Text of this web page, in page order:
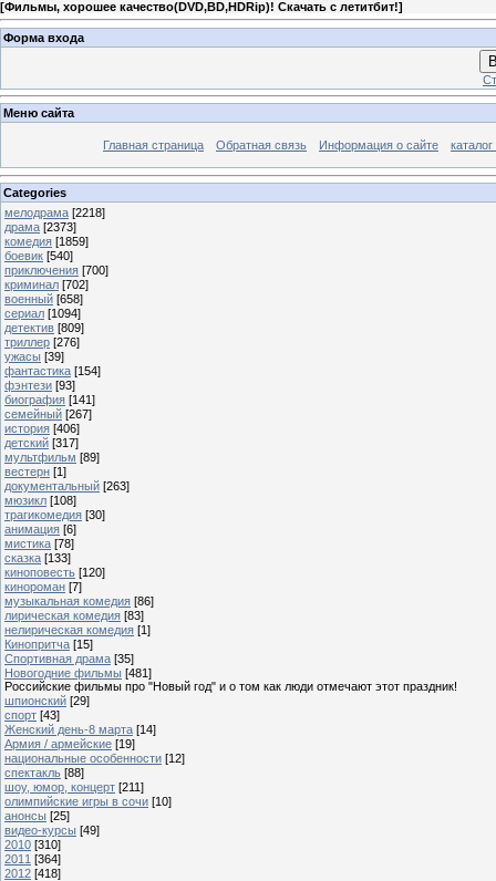
[Фильмы, хорошее качество(DVD,BD,HDRip)! Скачать с летитбит!]
Форма входа
Меню сайта
Главная страница Обратная связь Информация о сайте
Categories
мелодрама [2218]
драма [2373]
комедия [1859]
боевик [540]
приключения [700]
криминал [702]
военный [658]
сериал [1094]
детектив [809]
триллер [276]
ужасы [39]
фантастика [154]
фэнтези [93]
биография [141]
семейный [267]
история [406]
детский [317]
мультфильм [89]
вестерн [1]
документальный [263]
мюзикл [108]
трагикомедия [30]
анимация [6]
мистика [78]
сказка [133]
киноповесть [120]
кинороман [7]
музыкальная комедия [86]
лирическая комедия [83]
нелирическая комедия [1]
Кинопритча [15]
Спортивная драма [35]
Новогодние фильмы [481]
Российские фильмы про "Новый год" и о том как люди отмечают этот праздник!
шпионский [29]
спорт [43]
Женский день-8 марта [14]
Армия / армейские [19]
национальные особенности [12]
спектакль [88]
шоу, юмор, концерт [211]
олимпийские игры в сочи [10]
анонсы [25]
видео-курсы [49]
2010 [310]
2011 [364]
2012 [418]